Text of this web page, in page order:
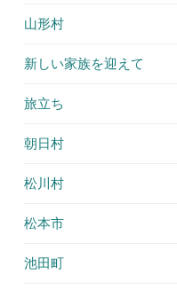
山形村
新しい家族を迎えて
旅立ち
朝日村
松川村
松本市
池田町